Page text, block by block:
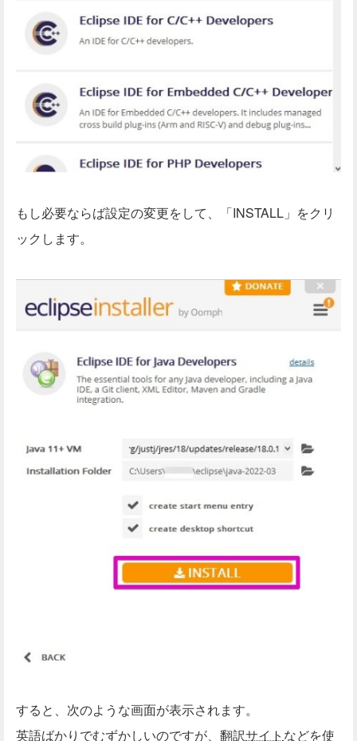
もし必要ならば設定の変更をして、「INSTALL」をクリ
ックします。
すると、次のような画面が表示されます。
英語ばかりでむずかしいのですが、翻訳サイト などを使